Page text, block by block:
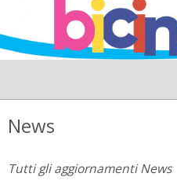
News
Tutti gli aggiornamenti News